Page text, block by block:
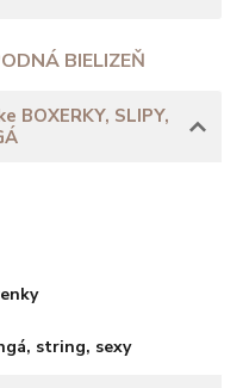
BIELIZEŇ
BOXERKY, SLIPY,
string, sexy